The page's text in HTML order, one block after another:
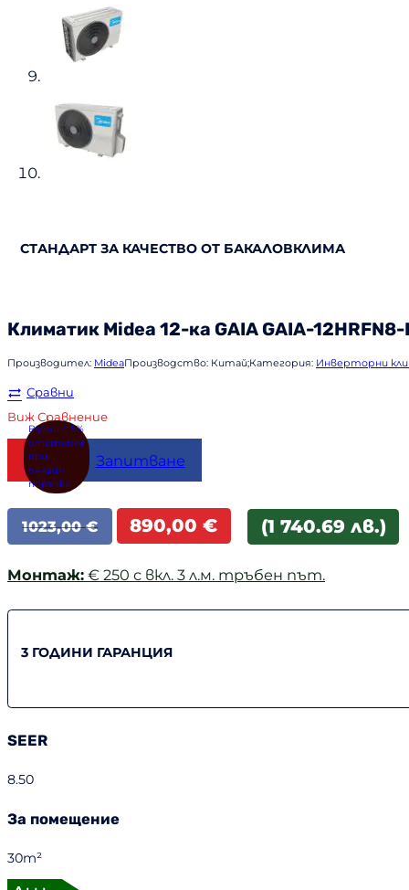
СТАНДАРТ ЗА КАЧЕСТВО ОТ БАКАЛОВКЛИМА
Климатик Midea 12-ка GAIA GAIA-
Производител: MideaПроизводство: Китай;Категория: Инверторни
Сравни
Виж Сравнение
Купи Запитване
1023,00€
Original
price
1023,00 €.
890,00€
Текущата
цена
890,00 €.
(1 740.69 лв.)
Монтаж: € 250 с вкл. 3 л.м. тръбен път.
3 ГОДИНИ ГАРАНЦИЯ
SEER
8.50
За помещение
30m²